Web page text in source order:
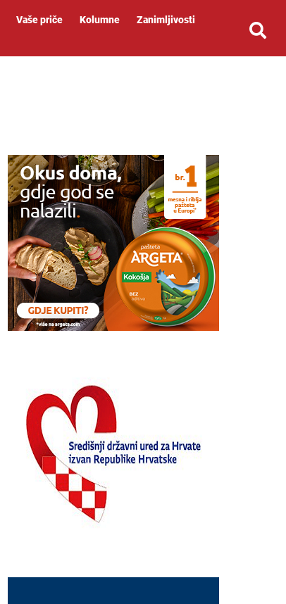
Vaše priče Kolumne
Zanimljivosti